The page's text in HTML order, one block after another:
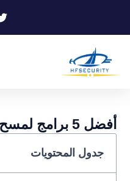
أفضل 5 برامج لمسح بصمات الأصابع لعملك
جدول المحتويات